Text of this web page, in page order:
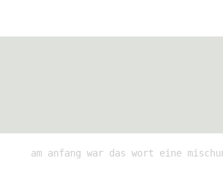
am anfang war das wort eine